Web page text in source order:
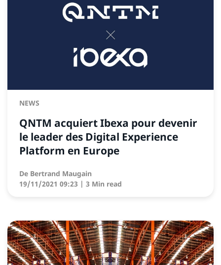
NEWS
QNTM acquiert Ibexa pour devenir
le leader des Digital Experience
Platform en Europe
De Bertrand Maugain
19/11/2021 09:23 | 3 Min read